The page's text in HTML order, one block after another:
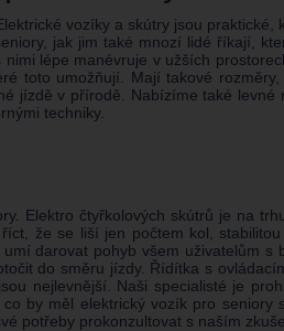
vozíky a skútry jsou
jak jim také mnozí lidé říkají,
lépe manévruje v užších
toto umožňují. Mají takové
jízdě v přírodě. Nabízíme také
techniky.
Elektro čtyřkolových skútrů je na
že se liší jen počtem kol,
darovat pohyb všem uživatelům
do směru jízdy. Řídítka s
nejlevnější. Naši specialisté je
by měl elektrický vozík pro
potřeby prokonzultovat s naším